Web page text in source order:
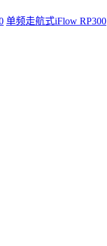
单频走航式iFlow RP300